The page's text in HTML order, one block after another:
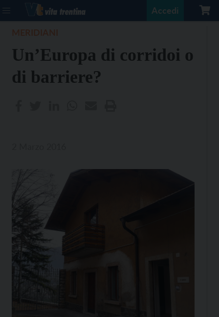
Accedi
Un’Europa di corridoi o
di barriere?